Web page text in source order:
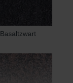
Basaltzwart